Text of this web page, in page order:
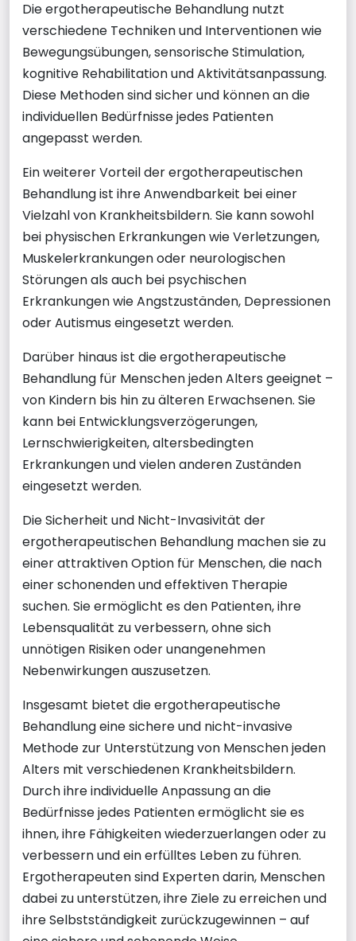
Die ergotherapeutische Behandlung nutzt
verschiedene Techniken und Interventionen wie
Bewegungsübungen, sensorische Stimulation,
kognitive Rehabilitation und Aktivitätsanpassung.
Diese Methoden sind sicher und können an die
individuellen Bedürfnisse jedes Patienten
angepasst werden.
Ein weiterer Vorteil der ergotherapeutischen
Behandlung ist ihre Anwendbarkeit bei einer
Vielzahl von Krankheitsbildern. Sie kann sowohl
bei physischen Erkrankungen wie Verletzungen,
Muskelerkrankungen oder neurologischen
Störungen als auch bei psychischen
Erkrankungen wie Angstzuständen, Depressionen
oder Autismus eingesetzt werden.
Darüber hinaus ist die ergotherapeutische
Behandlung für Menschen jeden Alters geeignet –
von Kindern bis hin zu älteren Erwachsenen. Sie
kann bei Entwicklungsverzögerungen,
Lernschwierigkeiten, altersbedingten
Erkrankungen und vielen anderen Zuständen
eingesetzt werden.
Die Sicherheit und Nicht-Invasivität der
ergotherapeutischen Behandlung machen sie zu
einer attraktiven Option für Menschen, die nach
einer schonenden und effektiven Therapie
suchen. Sie ermöglicht es den Patienten, ihre
Lebensqualität zu verbessern, ohne sich
unnötigen Risiken oder unangenehmen
Nebenwirkungen auszusetzen.
Insgesamt bietet die ergotherapeutische
Behandlung eine sichere und nicht-invasive
Methode zur Unterstützung von Menschen jeden
Alters mit verschiedenen Krankheitsbildern.
Durch ihre individuelle Anpassung an die
Bedürfnisse jedes Patienten ermöglicht sie es
ihnen, ihre Fähigkeiten wiederzuerlangen oder zu
verbessern und ein erfülltes Leben zu führen.
Ergotherapeuten sind Experten darin, Menschen
dabei zu unterstützen, ihre Ziele zu erreichen und
ihre Selbstständigkeit zurückzugewinnen – auf